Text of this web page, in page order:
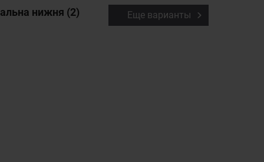
нижня (2) Еще варианты